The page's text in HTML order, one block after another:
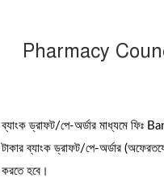
Pharmacy
ব্যাংক ড্রাফট/পে-অর্ডার মাধ্যমে ফিঃ
টাকার ব্যাংক ড্রাফট/পে-অর্ডার
করতে হবে।